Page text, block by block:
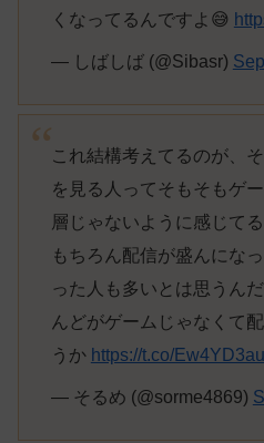
くなってるんですよ😅
— しばしば (@Sibasr)
これ結構考えてるのが、
を見る人ってそもそもゲ
層じゃないように感じて
もちろん配信が盛んにな
った人も多いとは思うん
んどがゲームじゃなくて
うか https://t.co/
— そるめ (@sorme4869)